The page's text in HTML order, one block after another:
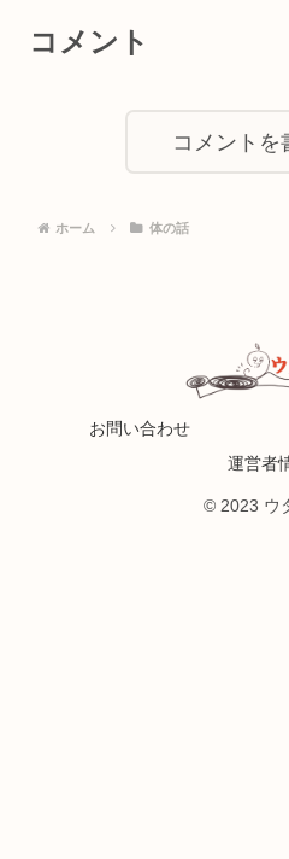
コメント
コメントを
ホーム 体の話
お問い合わせ
運営者
© 2023 ウ